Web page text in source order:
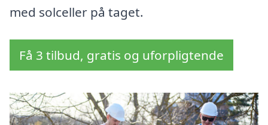
med solceller på taget.
Få 3 tilbud, gratis og uforpligtende